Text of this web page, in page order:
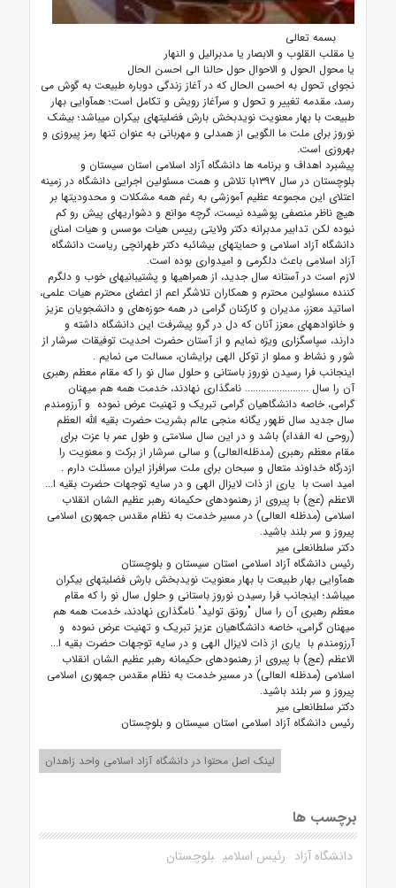
بسمه تعالی
یا مقلب القلوب و الابصار یا مدبرالیل و النهار
یا محول الحول و الاحوال حول حالنا الی احسن الحال
نجوای تحول به احسن الحال که در آغاز زندگی دوباره طبیعت به گوش می
رسد، مقدمه تغییر و تحول و سرآغاز رویش و تکامل است؛ هم‎آوایی بهار
طبیعت با بهار معنویت نویدبخش بارش فضلیت‎های بیکران می‎باشد؛ بی‎شک
نوروز برای ملت ما الگویی از همدلی و مهربانی به عنوان تنها رمز پیروزی و
بهروزی است.
پیشبرد اهداف و برنامه­ ها دانشگاه آزاد اسلامی استان سیستان و
بلوچستان در سال ۱۳۹۷با تلاش و همت مسئولین اجرایی دانشگاه در زمینه
اعتلای این مجموعه عظیم آموزشی به رغم همه مشکلات و محدودیت­‎ها بر
هیچ ناظر منصفی پوشیده نیست، گرچه موانع و دشواری‎های پیش رو کم
نبوده لکن تدابیر مدبرانه دکتر ولایتی رییس هیات موسس و هیات امنای
دانشگاه آزاد اسلامی و حمایت­‎های بی‎شائبه دکتر طهرانچی ریاست دانشگاه
آزاد اسلامی باعث دلگرمی و امیدواری بوده است.
لازم است در آستانه سال جدید، از همراهی­‎ها و پشتیبانی‎های خوب و دلگرم
کننده مسئولین محترم و همکاران تلاشگر اعم از اعضای محترم هیات علمی،
اساتید معزز، مدیران و کارکنان گرامی در همه حوزه‌های و دانشجویان عزیز
و خانواده­‎های معزز آنان که دل در گرو پیشرفت این دانشگاه داشته و
دارند، سپاسگزاری ویژه نمایم و از آستان حضرت احدیت توفیقات سرشار از
شور و نشاط و مملو از توکل الهی برایشان، مسالت می نمایم .
اینجانب فرا رسیدن نوروز باستانی و حلول سال نو را که مقام معظم رهبری
آن را سال ........................ نامگذاری نهادند، خدمت همه هم میهنان
گرامی، خاصه دانشگاهیان گرامی تبریک و تهنیت عرض نموده و آرزومندم
سال جدید سال ظهور یگانه منجی عالم بشریت حضرت بقیه الله العظم
(روحی له الفداء) باشد و در این سال سلامتی و طول عمر با عزت برای
مقام معظم رهبری (مد‌ظله‌العالی) و سالی سرشار از برکت و معنویت را
ازدرگاه خداوند متعال و سبحان برای ملت سرافراز ایران مسئلت دارم .
امید است با یاری از ذات لایزال الهی و در سایه توجهات حضرت بقیه ا...
الاعظم (عج) با پیروی از رهنمودهای حکیمانه رهبر عظیم الشان انقلاب
اسلامی (مدظله العالی) در مسیر خدمت به نظام مقدس جمهوری اسلامی
پیروز و سر بلند باشید.
دکتر سلطانعلی میر
رئیس دانشگاه آزاد اسلامی استان سیستان و بلوچستان
هم‎آوایی بهار طبیعت با بهار معنویت نویدبخش بارش فضلیت‎های بیکران
می‎باشد؛ اینجانب فرا رسیدن نوروز باستانی و حلول سال نو را که مقام
معظم رهبری آن را سال "رونق تولید" نامگذاری نهادند، خدمت همه هم
میهنان گرامی، خاصه دانشگاهیان عزیز تبریک و تهنیت عرض نموده و
آرزومندم با یاری از ذات لایزال الهی و در سایه توجهات حضرت بقیه ا...
الاعظم (عج) با پیروی از رهنمودهای حکیمانه رهبر عظیم الشان انقلاب
اسلامی (مدظله العالی) در مسیر خدمت به نظام مقدس جمهوری اسلامی
پیروز و سر بلند باشید.
دکتر سلطانعلی میر
رئیس دانشگاه آزاد اسلامی استان سیستان و بلوچستان
لینک اصل محتوا در دانشگاه آزاد اسلامی واحد زاهدان
برچسب ها
دانشگاه آزاد رئیس اسلامی بلوچستان